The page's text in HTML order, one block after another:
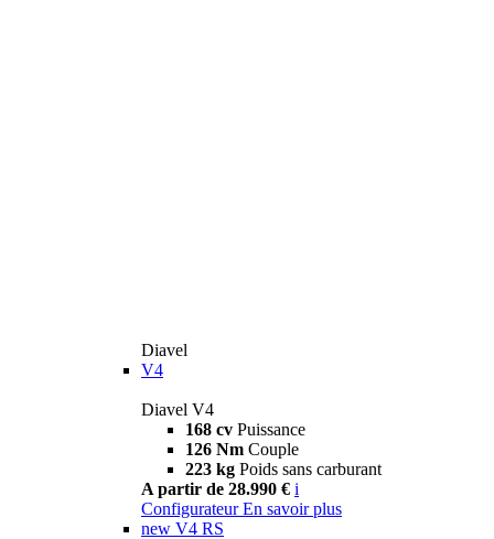
Diavel
V4
Diavel V4
168 cv Puissance
126 Nm Couple
223 kg Poids sans carburant
A partir de 28.990 € i
Configurateur En savoir plus
new V4 RS